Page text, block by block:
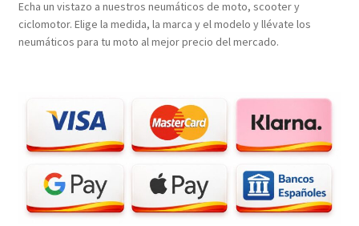
Echa un vistazo a nuestros neumáticos de moto, scooter y
ciclomotor. Elige la medida, la marca y el modelo y llévate los
neumáticos para tu moto al mejor precio del mercado.